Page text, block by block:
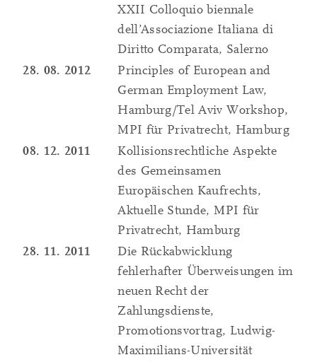
XXII Colloquio biennale
dell’Associazione Italiana di
Diritto Comparata, Salerno
28. 08. 2012
Principles of European and
German Employment Law,
Hamburg/Tel Aviv Workshop,
MPI für Privatrecht, Hamburg
08. 12. 2011
Kollisionsrechtliche Aspekte
des Gemeinsamen
Europäischen Kaufrechts,
Aktuelle Stunde, MPI für
Privatrecht, Hamburg
28. 11. 2011
Die Rückabwicklung
fehlerhafter Überweisungen im
neuen Recht der
Zahlungsdienste,
Promotionsvortrag, Ludwig-
Maximilians-Universität